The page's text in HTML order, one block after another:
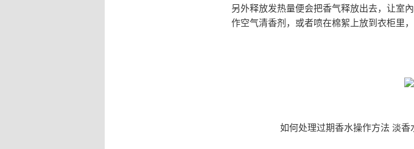
另外释放发热量便会把香气释放出去，让室
作空气清香剂，或者喷在棉絮上放到衣柜里
如何处理过期香水操作方法 淡